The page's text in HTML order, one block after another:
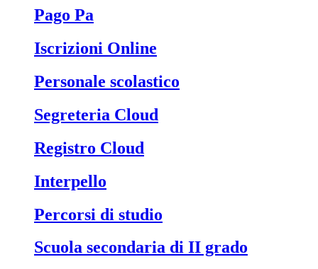
Pago Pa
Iscrizioni Online
Personale scolastico
Segreteria Cloud
Registro Cloud
Interpello
Percorsi di studio
Scuola secondaria di II grado